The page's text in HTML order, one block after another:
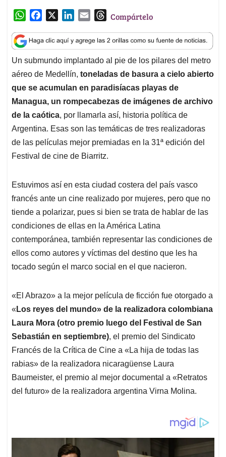
W
a
t
s
A
p
p
c
e
b
o
o
k
n
k
e
d
I
n
a
i
l
T
r
e
a
d
s
Compártelo
Un submundo implantado al pie de los pilares del metro
aéreo de Medellín, toneladas de basura a cielo abierto
que se acumulan en paradisíacas playas de
Managua, un rompecabezas de imágenes de archivo
de la caótica, por llamarla así, historia política de
Argentina. Esas son las temáticas de tres realizadoras
de las películas mejor premiadas en la 31ª edición del
Festival de cine de Biarritz.
Estuvimos así en esta ciudad costera del país vasco
francés ante un cine realizado por mujeres, pero que no
tiende a polarizar, pues si bien se trata de hablar de las
condiciones de ellas en la América Latina
contemporánea, también representar las condiciones de
ellos como autores y víctimas del destino que les ha
tocado según el marco social en el que nacieron.
«El Abrazo» a la mejor película de ficción fue otorgado a
« Los reyes del mundo» de la realizadora colombiana
Laura Mora (otro premio luego del Festival de San
Sebastián en septiembre), el premio del Sindicato
Francés de la Crítica de Cine a «La hija de todas las
rabias» de la realizadora nicaragüense Laura
Baumeister, el premio al mejor documental a «Retratos
del futuro» de la realizadora argentina Virna Molina.